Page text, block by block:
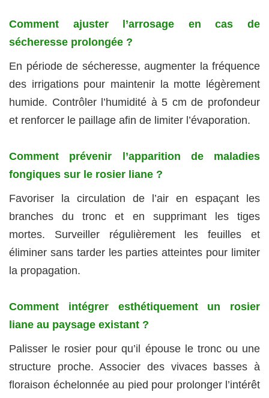
Comment ajuster l’arrosage en cas de
sécheresse prolongée ?
En période de sécheresse, augmenter la fréquence
des irrigations pour maintenir la motte légèrement
humide. Contrôler l’humidité à 5 cm de profondeur
et renforcer le paillage afin de limiter l’évaporation.
Comment prévenir l’apparition de maladies
fongiques sur le rosier liane ?
Favoriser la circulation de l’air en espaçant les
branches du tronc et en supprimant les tiges
mortes. Surveiller régulièrement les feuilles et
éliminer sans tarder les parties atteintes pour limiter
la propagation.
Comment intégrer esthétiquement un rosier
liane au paysage existant ?
Palisser le rosier pour qu’il épouse le tronc ou une
structure proche. Associer des vivaces basses à
floraison échelonnée au pied pour prolonger l’intérêt